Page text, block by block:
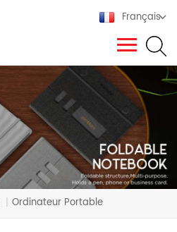
Français
| Ordinateur Portable